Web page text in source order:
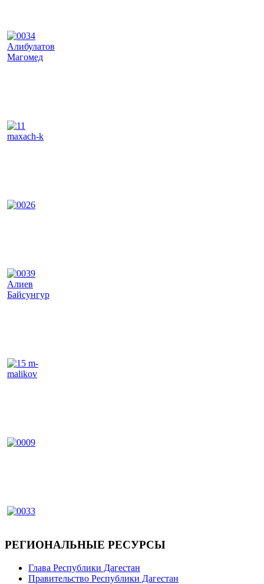
РЕГИОНАЛЬНЫЕ РЕСУРСЫ
Глава Республики Дагестан
Правительство Республики Дагестан